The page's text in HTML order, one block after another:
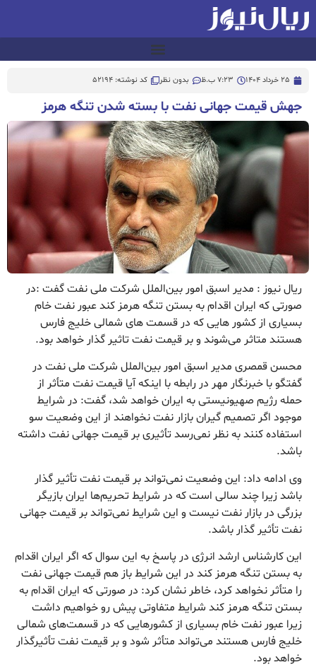
25 خرداد 1404 7:23 ب.ظ بدون نظر کد نوشته: 52194
جهش قیمت جهانی نفت با بسته شدن تنگه هرمز
ریال نیوز : مدیر اسبق امور بین‌الملل شرکت ملی نفت گفت :در
صورتی که ایران اقدام به بستن تنگه هرمز کند عبور نفت خام
بسیاری از کشور هایی که در قسمت های شمالی خلیج فارس
هستند متاثر می‌شوند و بر قیمت نفت تاثیر گذار خواهد بود.
محسن قمصری مدیر اسبق امور بین‌الملل شرکت ملی نفت در
گفتگو با خبرنگار مهر در رابطه با اینکه آیا قیمت نفت متأثر از
حمله رژیم صهیونیستی به ایران خواهد شد، گفت: در شرایط
موجود اگر تصمیم گیران بازار نفت نخواهند از این وضعیت سو
استفاده کنند به نظر نمی‌رسد تأثیری بر قیمت جهانی نفت داشته
باشد.
وی ادامه داد: این وضعیت نمی‌تواند بر قیمت نفت تأثیر گذار
باشد زیرا چند سالی است که در شرایط تحریم‌ها ایران بازیگر
بزرگی در بازار نفت نیست و این شرایط نمی‌تواند بر قیمت جهانی
نفت تأثیر گذار باشد.
این کارشناس ارشد انرژی در پاسخ به این سوال که اگر ایران اقدام
به بستن تنگه هرمز کند در این شرایط باز هم قیمت جهانی نفت
را متأثر نخواهد کرد، خاطر نشان کرد: در صورتی که ایران اقدام به
بستن تنگه هرمز کند شرایط متفاوتی پیش رو خواهیم داشت
زیرا عبور نفت خام بسیاری از کشورهایی که در قسمت‌های شمالی
خلیج فارس هستند می‌تواند متأثر شود و بر قیمت نفت تأثیرگذار
خواهد بود.